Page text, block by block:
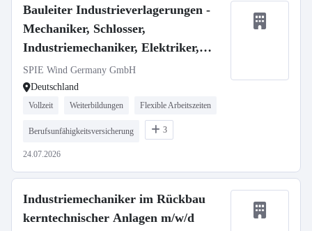
Bauleiter Industrieverlagerungen -
Mechaniker, Schlosser,
Industriemechaniker, Elektriker,
Techniker m/w/d
SPIE Wind Germany GmbH
Deutschland
Vollzeit Weiterbildungen Flexible Arbeitszeiten
Berufsunfähigkeitsversicherung 3
24.07.2026
Industriemechaniker im Rückbau
kerntechnischer Anlagen m/w/d